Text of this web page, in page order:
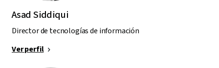
Asad Siddiqui
Director de tecnologías de información
Ver perfil